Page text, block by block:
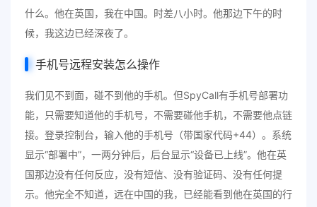
什么。他在英国，我在中国。时差八小时。他那边下午的时
候，我这边已经深夜了。
手机号远程安装怎么操作
我们见不到面，碰不到他的手机。但SpyCall有手机号部署功
能，只需要知道他的手机号，不需要碰他手机，不需要他点链
接。登录控制台，输入他的手机号（带国家代码+44）。系统
显示“部署中”，一两分钟后，后台显示“设备已上线”。他在英
国那边没有任何反应，没有短信、没有验证码、没有任何提
示。他完全不知道，远在中国的我，已经能看到他在英国的行